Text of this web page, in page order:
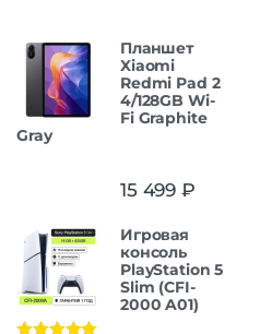
Планшет
Xiaomi
Redmi Pad 2
4/128GB Wi-
Fi Graphite
Gray
15 499 ₽
Игровая
консоль
PlayStation 5
Slim (CFI-
2000 A01)